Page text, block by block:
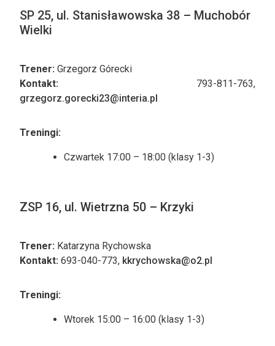
SP 25, ul. Stanisławowska 38 – Muchobór
Wielki
Trener: Grzegorz Górecki
Kontakt: 793-811-763,
grzegorz.gorecki23@interia.pl
Treningi:
Czwartek 17:00 – 18:00 (klasy 1-3)
ZSP 16, ul. Wietrzna 50 – Krzyki
Trener: Katarzyna Rychowska
Kontakt: 693-040-773, kkrychowska@o2.pl
Treningi:
Wtorek 15:00 – 16:00 (klasy 1-3)